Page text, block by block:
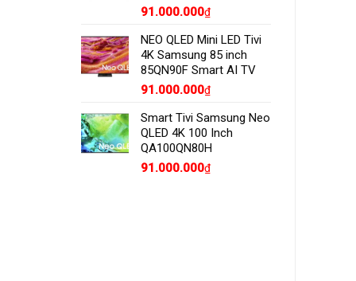
91.000.000₫
NEO QLED Mini LED Tivi
4K Samsung 85 inch
85QN90F Smart AI TV
91.000.000₫
Smart Tivi Samsung Neo
QLED 4K 100 Inch
QA100QN80H
91.000.000₫